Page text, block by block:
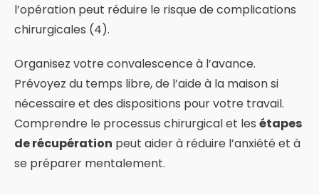
l’opération peut réduire le risque de complications
chirurgicales (4).
Organisez votre convalescence à l’avance.
Prévoyez du temps libre, de l’aide à la maison si
nécessaire et des dispositions pour votre travail.
Comprendre le processus chirurgical et les étapes
de récupération peut aider à réduire l’anxiété et à
se préparer mentalement.